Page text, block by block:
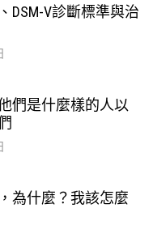
DSM-V診斷標準與治
們是什麼樣的人以
為什麼？我該怎麼